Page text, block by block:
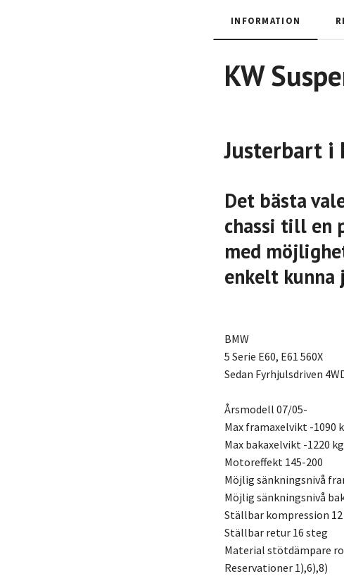
INFORMATION
KW
Justerbart i
Det bästa
chassi till en
med
enkelt
BMW
5 Serie E60, E61 560X
Sedan Fyrhjulsdriven
Årsmodell 07/05-
Max framaxelvikt -1090
Max bakaxelvikt -1220 kg
Motoreffekt 145-200
Möjlig sänkningsnivå
Möjlig sänkningsnivå
Ställbar kompression
Ställbar retur 16 steg
Material stötdämpare
Reservationer 1),6),8)